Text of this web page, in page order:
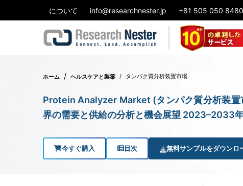
について info@researchnester.jp +81 505 050 8480
ホーム ヘルスケアと製薬 タンパク質分析装置市場
Protein Analyzer Market (タンパク質分析装置
界の需要と供給の分析と機会展望 2023–2033
今すぐ購入 目次 無料サンプルをダウンロ